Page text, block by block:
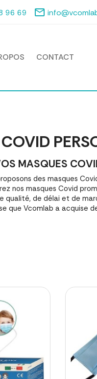
96 69 mail_outline
CONTACT
MASQUES
des masques
nos masques Covid
de délai et de
que Vcomlab a acquise